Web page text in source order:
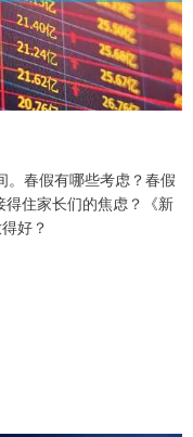
。春假有哪些考虑？春假
住家长们的焦虑？《新
好？